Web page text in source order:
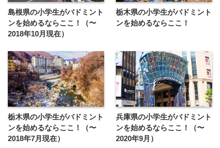
島根県の小学生がバドミント
ンを始めるならここ！（〜
2018年10月現在）
栃木県の小学生がバドミント
ンを始めるならここ！
栃木県の小学生がバドミント
ンを始めるならここ！（〜
2018年7月現在）
兵庫県の小学生がバドミント
ンを始めるならここ！（〜
2020年9月）